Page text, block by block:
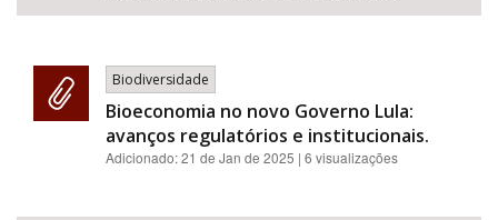
Biodiversidade
Bioeconomia no novo Governo Lula:
avanços regulatórios e institucionais.
Adicionado:21 de Jan de 2025 | 6 visualizações